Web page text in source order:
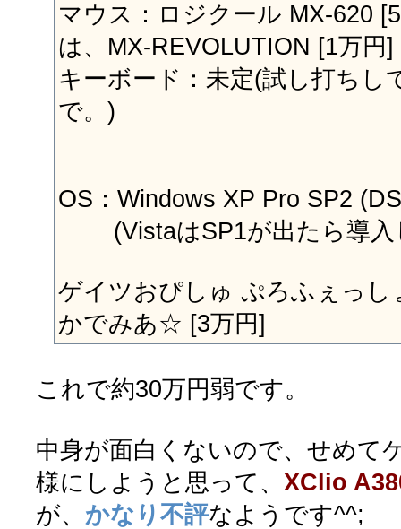
マウス：ロジクール MX-620
は、MX-REVOLUTION [1万円]
キーボード：未定(試し打ちし
で。)
OS：Windows XP Pro SP2
(VistaはSP1が出たら導入
ゲイツおぴしゅ ぷろふぇっ
かでみあ☆ [3万円]
これで約30万円弱です。
中身が面白くないので、せめて
様にしようと思って、 XClio
が、 かなり不評なようです^^;